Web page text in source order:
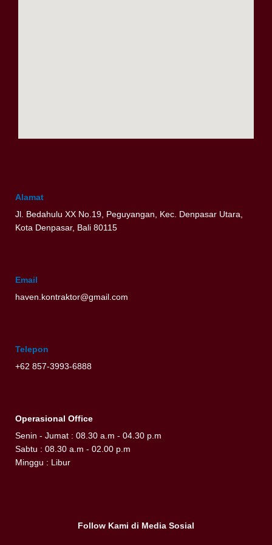
Alamat
Jl. Bedahulu XX No.19, Peguyangan, Kec. Denpasar Utara,
Kota Denpasar, Bali 80115
Email
haven.kontraktor@gmail.com
Telepon
+62 857-3993-6888
Operasional Office
Senin - Jumat : 08.30 a.m - 04.30 p.m
Sabtu : 08.30 a.m - 02.00 p.m
Minggu : Libur
Follow Kami di Media Sosial